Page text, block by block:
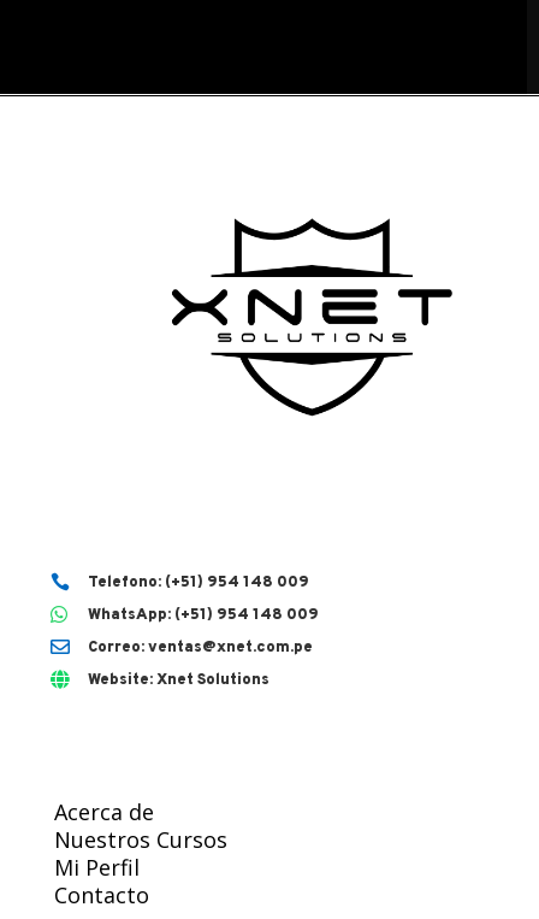

Telefono: (+51) 954 148 009

WhatsApp: (+51) 954 148 009

Correo: ventas@xnet.com.pe

Website: Xnet Solutions
Acerca de
Nuestros Cursos
Mi Perfil
Contacto